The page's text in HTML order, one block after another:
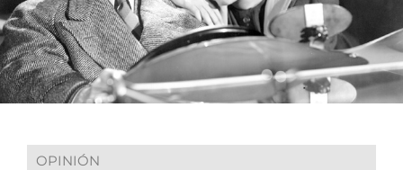
OPINIÓN